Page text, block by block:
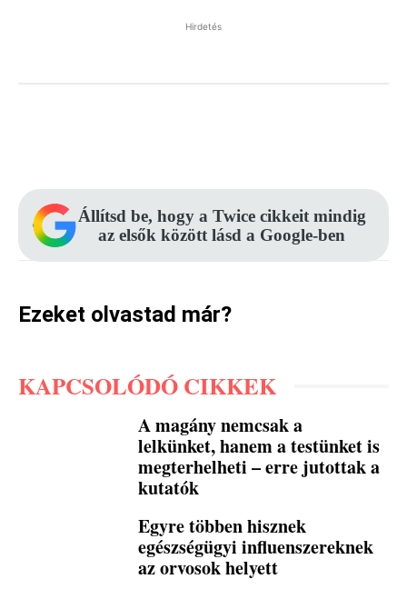
Hirdetés
Állítsd be, hogy a Twice cikkeit mindig
az elsők között lásd a Google-ben
Ezeket olvastad már?
KAPCSOLÓDÓ CIKKEK
A magány nemcsak a
lelkünket, hanem a testünket is
megterhelheti – erre jutottak a
kutatók
Egyre többen hisznek
egészségügyi influenszereknek
az orvosok helyett